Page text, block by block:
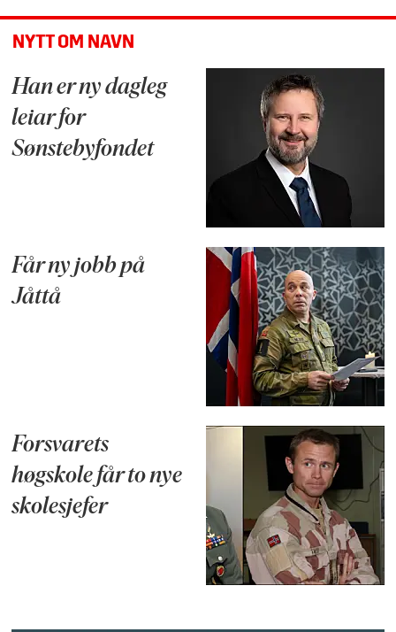
NYTT OM NAVN
Han er ny dagleg
leiar for
Sønstebyfondet
Får ny jobb på
Jåttå
Forsvarets
høgskole får to nye
skolesjefer